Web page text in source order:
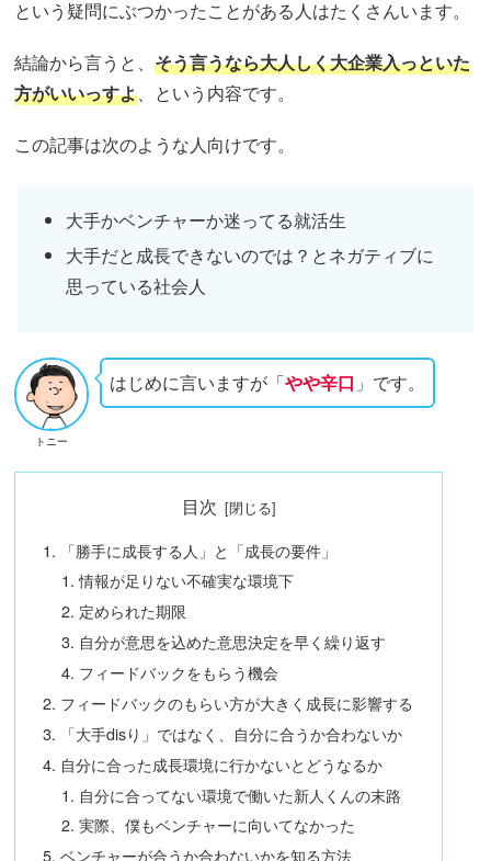
という疑問にぶつかったことがある人はたくさんいます。
結論から言うと、そう言うなら大人しく大企業入っといた
方がいいっすよ、という内容です。
この記事は次のような人向けです。
大手かベンチャーか迷ってる就活生
大手だと成長できないのでは？とネガティブに
思っている社会人
トニー
はじめに言いますが「やや辛口 」です。
目次
「勝手に成長する人」と「成長の要件」
情報が足りない不確実な環境下
定められた期限
自分が意思を込めた意思決定を早く繰り返す
フィードバックをもらう機会
フィードバックのもらい方が大きく成長に影響する
「大手disり」ではなく、自分に合うか合わないか
自分に合った成長環境に行かないとどうなるか
自分に合ってない環境で働いた新人くんの末路
実際、僕もベンチャーに向いてなかった
ベンチャーが合うか合わないかを知る方法